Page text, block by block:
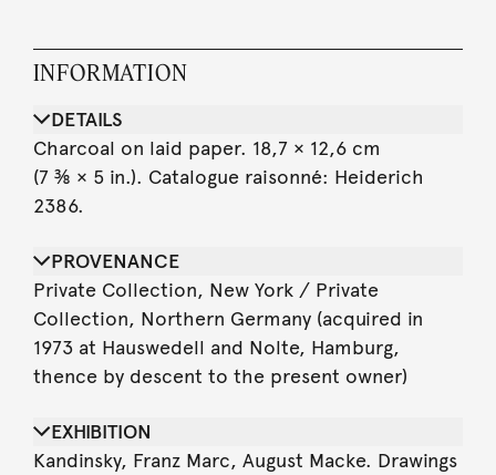
INFORMATION
DETAILS
Charcoal on laid paper. 18,7 × 12,6 cm
(7 ⅜ × 5 in.). Catalogue raisonné: Heiderich
2386.
PROVENANCE
Private Collection, New York / Private
Collection, Northern Germany (acquired in
1973 at Hauswedell and Nolte, Hamburg,
thence by descent to the present owner)
EXHIBITION
Kandinsky, Franz Marc, August Macke. Drawings